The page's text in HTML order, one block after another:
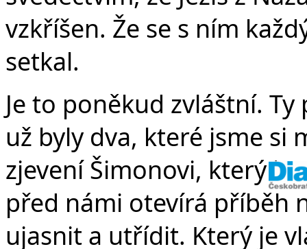
vzkříšen. Že se s ním
setkal.
Je to poněkud zvláštní.
už byly dva, které jsme si
zjevení Šimonovi, který je
před námi otevírá příběh
ujasnit a utřídit. Který je